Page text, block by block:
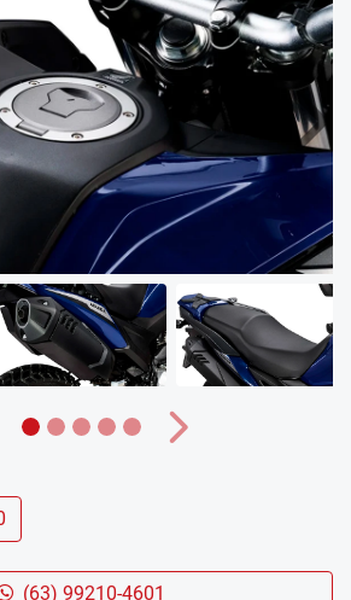
Próximo
(63) 99210-4601